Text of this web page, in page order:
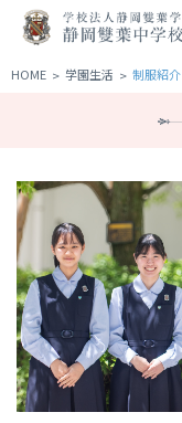
学
校
法
葉
学
園
静
岡
雙
葉
中
学
校・
HOME > 学園生活 > 制服紹介